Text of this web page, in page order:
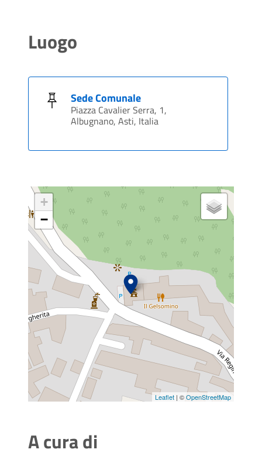
Luogo
Sede Comunale
Piazza Cavalier Serra, 1,
Albugnano, Asti, Italia
+
−
Leaflet | ©OpenStreetMap
A cura di